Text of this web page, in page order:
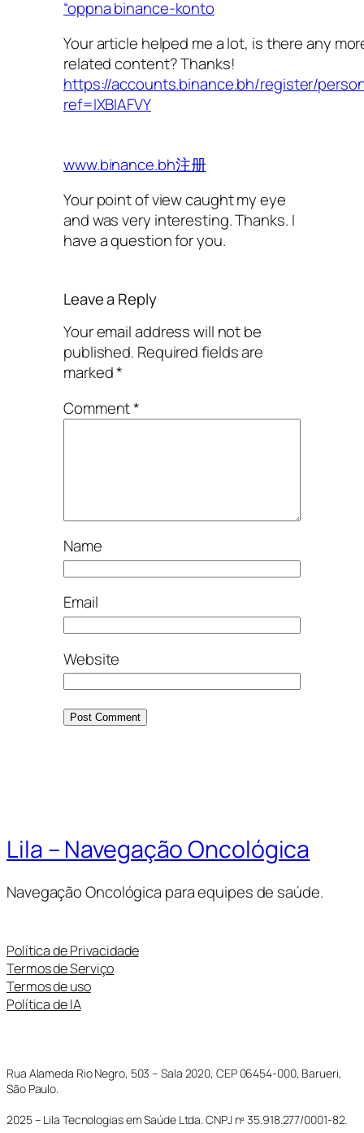
“oppna binance-konto
Your article helped me a lot, is there any
related content? Thanks!
https://accounts.binance.bh/register/
ref=IXBIAFVY
www.binance.bh注册
Your point of view caught my eye
and was very interesting. Thanks. I
have a question for you.
Leave a Reply
Your email address will not be
published. Required fields are
marked*
Comment*
Name
Email
Website
Lila – Navegação Oncológica
Navegação Oncológica para equipes de saúde.
Política de Privacidade
Termos de Serviço
Termos de uso
Política de IA
Rua Alameda Rio Negro, 503 – Sala 2020, CEP 06454-000, Barueri,
São Paulo.
2025 – Lila Tecnologias em Saúde Ltda. CNPJ nº 35.918.277/0001-82.